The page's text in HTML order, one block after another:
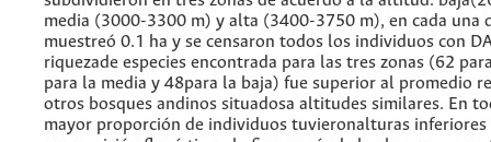
media (3000-3300 m) y alta (3400-3750 m), en cada una
muestreó 0.1 ha y se censaron todos los individuos con
riquezade especies encontrada para las tres zonas (62
para la media y 48para la baja) fue superior al promedio
otros bosques andinos situadosa altitudes similares. En
mayor proporción de individuos tuvieronalturas inferiores